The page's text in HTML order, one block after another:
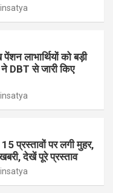
लाभार्थियों को बड़ी
ने DBT से जारी किए
प्रस्तावों पर लगी मुहर,
देखें पूरे प्रस्ताव